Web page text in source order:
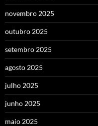
novembro 2025
outubro 2025
setembro 2025
agosto 2025
julho 2025
junho 2025
maio 2025